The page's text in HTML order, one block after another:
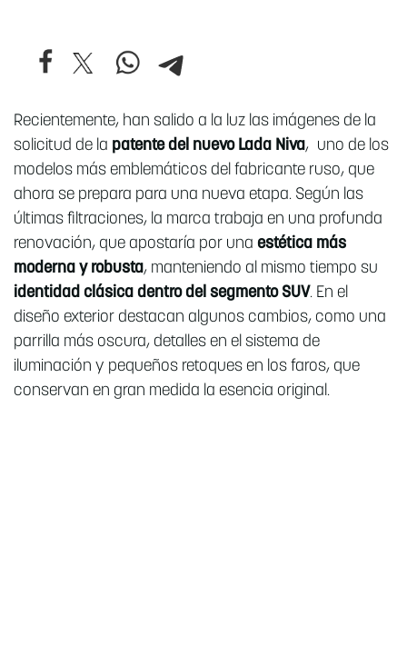
Recientemente, han salido a la luz las imágenes de la
solicitud de la patente del nuevo Lada Niva, uno de los
modelos más emblemáticos del fabricante ruso, que
ahora se prepara para una nueva etapa. Según las
últimas filtraciones, la marca trabaja en una profunda
renovación, que apostaría por una estética más
moderna y robusta, manteniendo al mismo tiempo su
identidad clásica dentro del segmento SUV. En el
diseño exterior destacan algunos cambios, como una
parrilla más oscura, detalles en el sistema de
iluminación y pequeños retoques en los faros, que
conservan en gran medida la esencia original.